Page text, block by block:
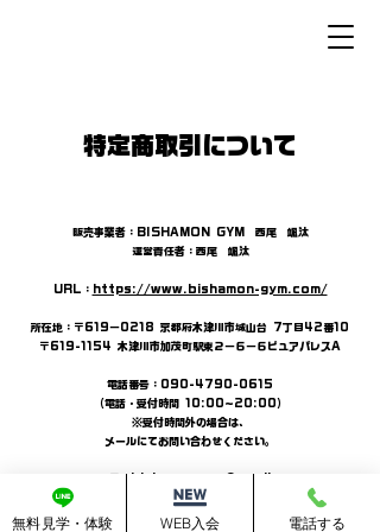
特定商取引について
販売事業者：BISHAMON GYM 西尾 颯汰​
​運営責任者：西尾 颯汰
​URL： https://www.bishamon-gym.com/
所在地：〒619－0218 京都府木津川市城山台 7丁目42番10
​〒619-1154 木津川市加茂町駅東２−６−６ピュアパレスA
電話番号：090-4790-0615
（電話・受付時間 10:00~20:00）
※受付時間外の場合は、
メールにてお問い合わせください。
支払方法： クレジットカード決済のみ
無料見学・体験 WEB入会 電話する